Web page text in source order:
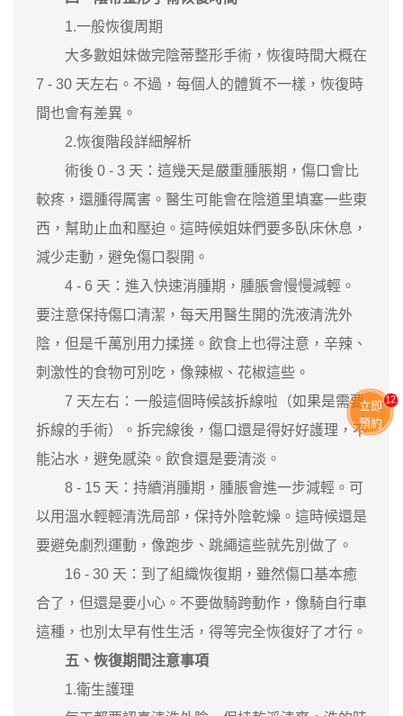
1.一般恢復周期
大多數姐妹做完陰蒂整形手術，恢復時間大概在
7 - 30 天左右。不過，每個人的體質不一樣，恢復時
間也會有差異。
2.恢復階段詳細解析
術後 0 - 3 天：這幾天是嚴重腫脹期，傷口會比
較疼，還腫得厲害。醫生可能會在陰道里填塞一些東
西，幫助止血和壓迫。這時候姐妹們要多臥床休息，
減少走動，避免傷口裂開。
4 - 6 天：進入快速消腫期，腫脹會慢慢減輕。
要注意保持傷口清潔，每天用醫生開的洗液清洗外
陰，但是千萬別用力揉搓。飲食上也得注意，辛辣、
刺激性的食物可別吃，像辣椒、花椒這些。
7 天左右：一般這個時候該拆線啦（如果是需要
拆線的手術）。拆完線後，傷口還是得好好護理，不
能沾水，避免感染。飲食還是要清淡。
8 - 15 天：持續消腫期，腫脹會進一步減輕。可
以用溫水輕輕清洗局部，保持外陰乾燥。這時候還是
要避免劇烈運動，像跑步、跳繩這些就先別做了。
16 - 30 天：到了組織恢復期，雖然傷口基本癒
合了，但還是要小心。不要做騎跨動作，像騎自行車
這種，也別太早有性生活，得等完全恢復好了才行。
五、恢復期間注意事項
1.衛生護理
立即
預約
11